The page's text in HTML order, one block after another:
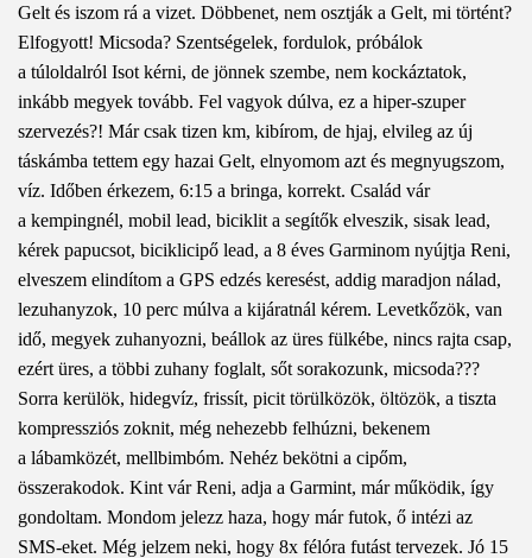
Gelt és iszom rá a vizet. Döbbenet, nem osztják a Gelt, mi történt?
Elfogyott! Micsoda? Szentségelek, fordulok, próbálok
a túloldalról Isot kérni, de jönnek szembe, nem kockáztatok,
inkább megyek tovább. Fel vagyok dúlva, ez a hiper-szuper
szervezés?! Már csak tizen km, kibírom, de hjaj, elvileg az új
táskámba tettem egy hazai Gelt, elnyomom azt és megnyugszom,
víz. Időben érkezem, 6:15 a bringa, korrekt. Család vár
a kempingnél, mobil lead, biciklit a segítők elveszik, sisak lead,
kérek papucsot, biciklicipő lead, a 8 éves Garminom nyújtja Reni,
elveszem elindítom a GPS edzés keresést, addig maradjon nálad,
lezuhanyzok, 10 perc múlva a kijáratnál kérem. Levetkőzök, van
idő, megyek zuhanyozni, beállok az üres fülkébe, nincs rajta csap,
ezért üres, a többi zuhany foglalt, sőt sorakozunk, micsoda???
Sorra kerülök, hidegvíz, frissít, picit törülközök, öltözök, a tiszta
kompressziós zoknit, még nehezebb felhúzni, bekenem
a lábamközét, mellbimbóm. Nehéz bekötni a cipőm,
összerakodok. Kint vár Reni, adja a Garmint, már működik, így
gondoltam. Mondom jelezz haza, hogy már futok, ő intézi az
SMS-eket. Még jelzem neki, hogy 8x félóra futást tervezek. Jó 15